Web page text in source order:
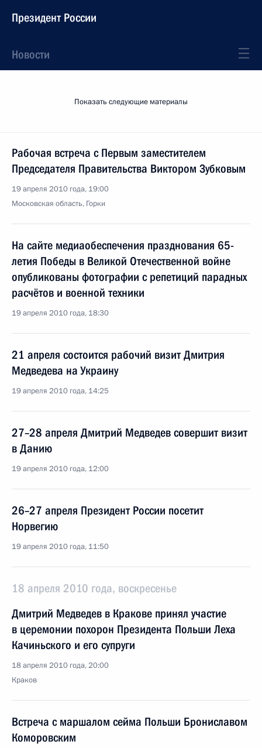
Президент России
Новости
Показать следующие материалы
Рабочая встреча с Первым заместителем
Председателя Правительства Виктором Зубковым
19 апреля 2010 года, 19:00
Московская область, Горки
На сайте медиаобеспечения празднования 65-
летия Победы в Великой Отечественной войне
опубликованы фотографии с репетиций парадных
расчётов и военной техники
19 апреля 2010 года, 18:30
21 апреля состоится рабочий визит Дмитрия
Медведева на Украину
19 апреля 2010 года, 14:25
27–28 апреля Дмитрий Медведев совершит визит
в Данию
19 апреля 2010 года, 12:00
26–27 апреля Президент России посетит
Норвегию
19 апреля 2010 года, 11:50
18 апреля 2010 года, воскресенье
Дмитрий Медведев в Кракове принял участие
в церемонии похорон Президента Польши Леха
Качиньского и его супруги
18 апреля 2010 года, 20:00
Краков
Встреча с маршалом сейма Польши Брониславом
Коморовским